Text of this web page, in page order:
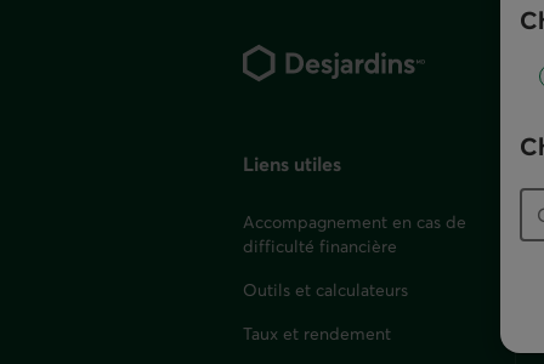
de
page
Liens utiles
Accompagnement en cas de
difficulté financière
Outils et calculateurs
Taux et rendement